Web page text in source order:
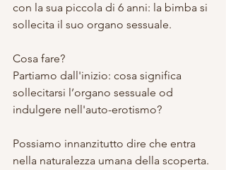
con la sua piccola di 6 anni: la bimba si
sollecita il suo organo sessuale.
Cosa fare?
Partiamo dall'inizio: cosa significa
sollecitarsi l’organo sessuale od
indulgere nell'auto-erotismo?
Possiamo innanzitutto dire che entra
nella naturalezza umana della scoperta.